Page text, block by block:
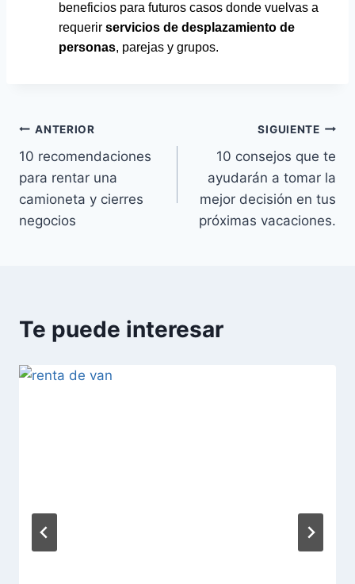
beneficios para futuros casos donde vuelvas a
requerir servicios de desplazamiento de
personas, parejas y grupos.
ANTERIOR
10 recomendaciones
para rentar una
camioneta y cierres
negocios
SIGUIENTE
10 consejos que te
ayudarán a tomar la
mejor decisión en tus
próximas vacaciones.
Te puede interesar